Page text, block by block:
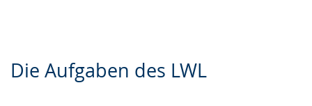
Die Aufgaben des LWL
Leichten
Audio-
Video